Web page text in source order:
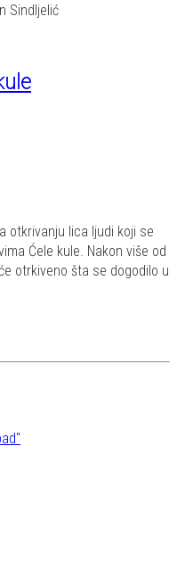
Sindljelić
otkrivanju lica ljudi koji se
Ćele kule. Nakon više od
otrkiveno šta se dogodilo u